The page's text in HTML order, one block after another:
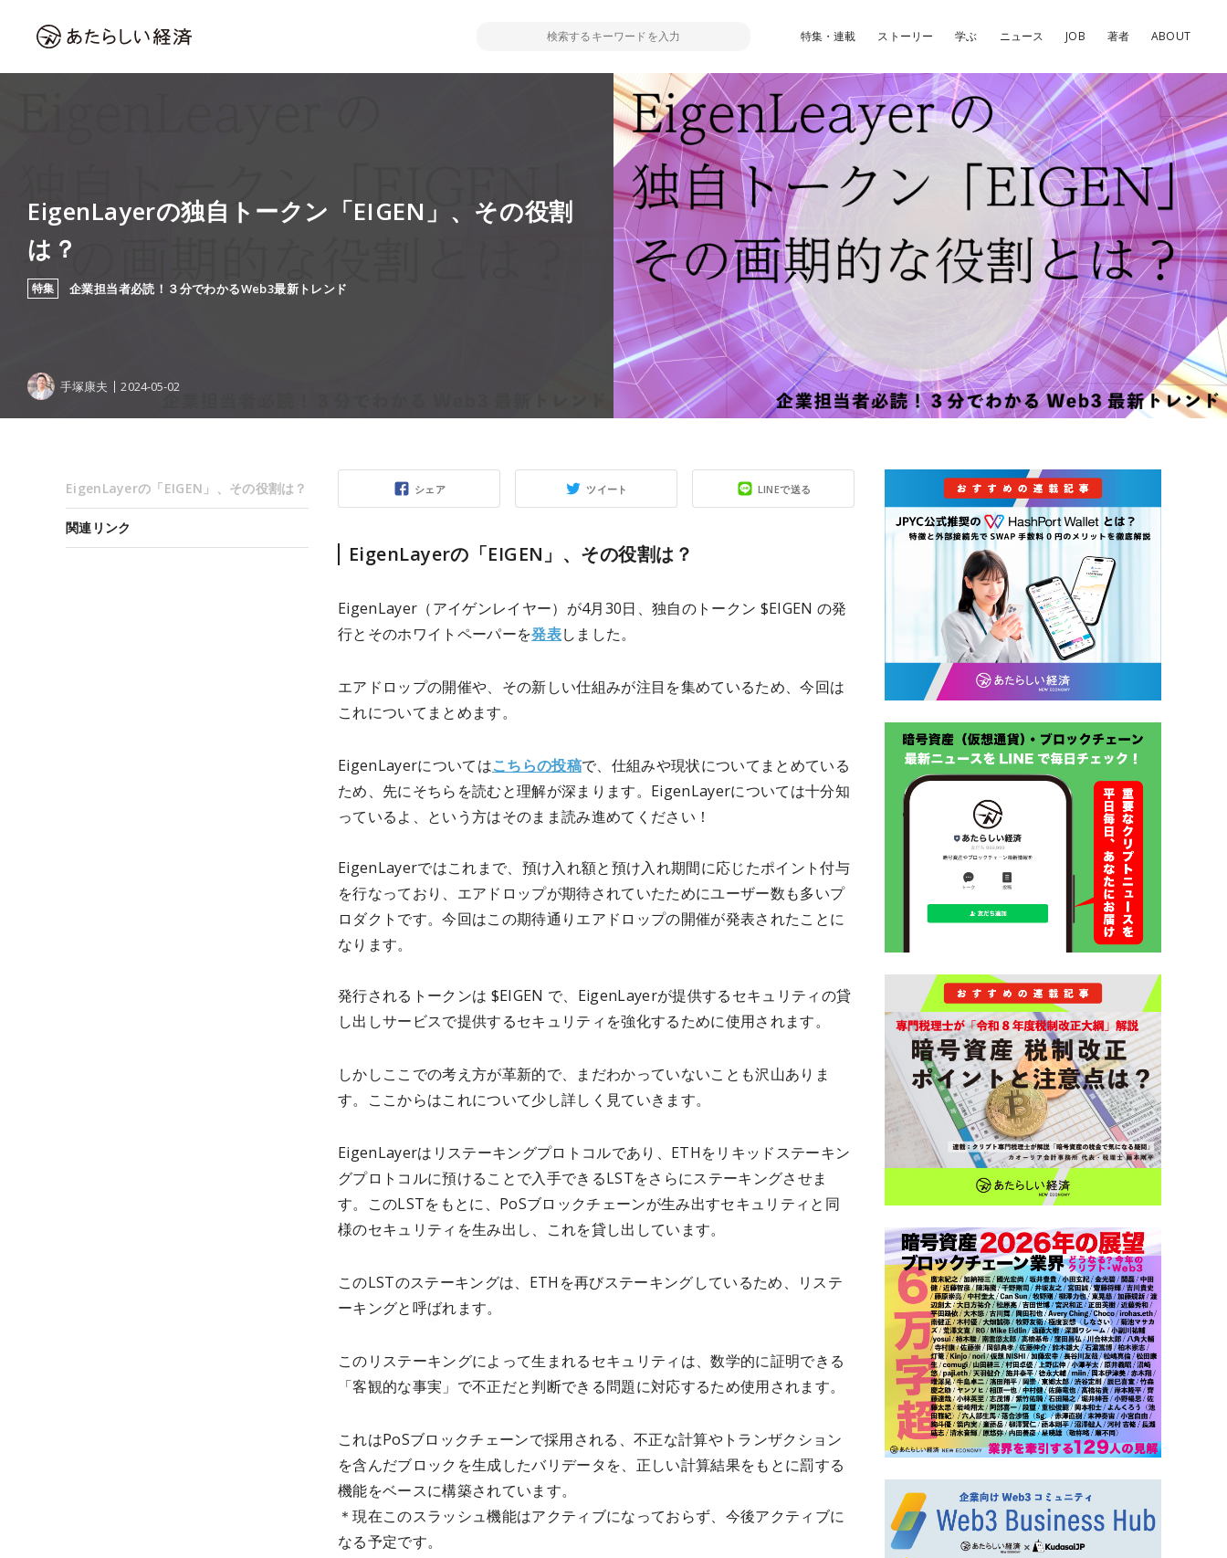
特集・連載 ストーリー 学ぶ ニュース JOB 著者 ABOUT
EigenLayerの独自トークン「EIGEN」、その役割
は？
特集 企業担当者必読！３分でわかるWeb3最新トレンド
手塚康夫 2024-05-02
シェア ツイート LINEで送る
EigenLayerの「EIGEN」、その役割は？
EigenLayer（アイゲンレイヤー）が4月30日、独自のトークン $EIGEN の発
行とそのホワイトペーパーを発表しました。
エアドロップの開催や、その新しい仕組みが注目を集めているため、今回は
これについてまとめます。
EigenLayerについてはこちらの投稿で、仕組みや現状についてまとめている
ため、先にそちらを読むと理解が深まります。EigenLayerについては十分知
っているよ、という方はそのまま読み進めてください！
EigenLayerではこれまで、預け入れ額と預け入れ期間に応じたポイント付与
を行なっており、エアドロップが期待されていたためにユーザー数も多いプ
ロダクトです。今回はこの期待通りエアドロップの開催が発表されたことに
なります。
発行されるトークンは $EIGEN で、EigenLayerが提供するセキュリティの貸
し出しサービスで提供するセキュリティを強化するために使用されます。
しかしここでの考え方が革新的で、まだわかっていないことも沢山ありま
す。ここからはこれについて少し詳しく見ていきます。
EigenLayerはリステーキングプロトコルであり、ETHをリキッドステーキン
グプロトコルに預けることで入手できるLSTをさらにステーキングさせま
す。このLSTをもとに、PoSブロックチェーンが生み出すセキュリティと同
様のセキュリティを生み出し、これを貸し出しています。
このLSTのステーキングは、ETHを再びステーキングしているため、リステ
ーキングと呼ばれます。
このリステーキングによって生まれるセキュリティは、数学的に証明できる
「客観的な事実」で不正だと判断できる問題に対応するため使用されます。
これはPoSブロックチェーンで採用される、不正な計算やトランザクション
を含んだブロックを生成したバリデータを、正しい計算結果をもとに罰する
機能をベースに構築されています。
＊現在このスラッシュ機能はアクティブになっておらず、今後アクティブに
なる予定です。
EigenLayerの「EIGEN」、その役割は？
関連リンク